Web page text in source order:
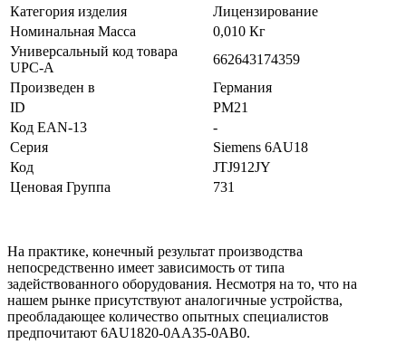
Категория изделия
Лицензирование
Номинальная Масса
0,010 Кг
Универсальный код товара
UPC-A
662643174359
Произведен в
Германия
ID
PM21
Код EAN-13
-
Серия
Siemens 6AU18
Код
JTJ912JY
Ценовая Группа
731
На практике, конечный результат производства
непосредственно имеет зависимость от типа
задействованного оборудования. Несмотря на то, что на
нашем рынке присутствуют аналогичные устройства,
преобладающее количество опытных специалистов
предпочитают 6AU1820-0AA35-0AB0.